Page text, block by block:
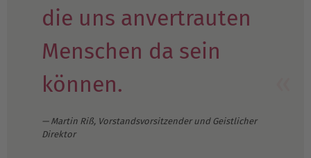
die uns anvertrauten
Menschen da sein
können.
Martin Riß, Vorstandsvorsitzender und Geistlicher
Direktor